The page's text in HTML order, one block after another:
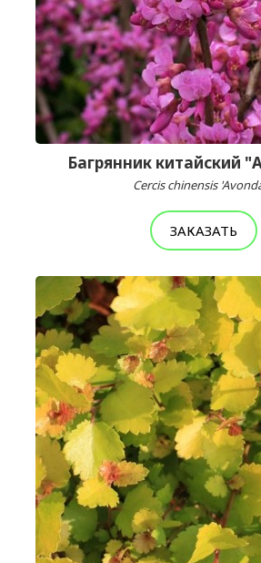
Багрянник китайский
Cercis chinensis
ЗАКАЗАТЬ